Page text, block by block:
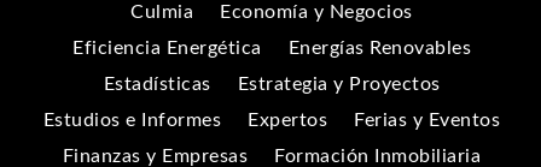
Culmia
Economía y Negocios
Eficiencia Energética
Energías Renovables
Estadísticas
Estrategia y Proyectos
Estudios e Informes
Expertos
Ferias y Eventos
Finanzas y Empresas
Formación Inmobiliaria